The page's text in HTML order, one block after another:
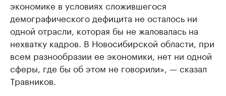
экономике в условиях сложившегося
демографического дефицита не осталось ни
одной отрасли, которая бы не жаловалась на
нехватку кадров. В Новосибирской области, при
всем разнообразии ее экономики, нет ни одной
сферы, где бы об этом не говорили», — сказал
Травников.